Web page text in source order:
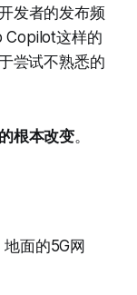
发者的发布频
Copilot这样的
尝试不熟悉的
根本改变。
面的5G网